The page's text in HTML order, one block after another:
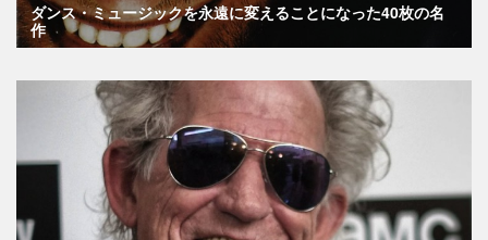
ダンス・ミュージックを永遠に変えることになった40枚の名
作